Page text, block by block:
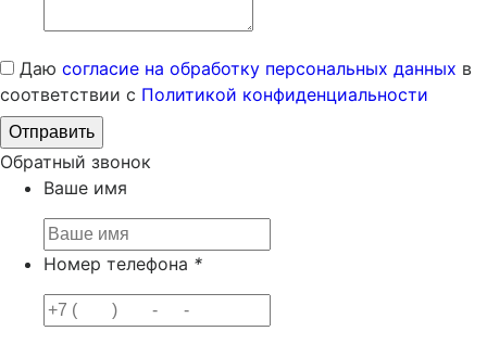
Даю согласие на обработку персональных данных в
соответствии с Политикой конфиденциальности
Обратный звонок
Ваше имя
Номер телефона *